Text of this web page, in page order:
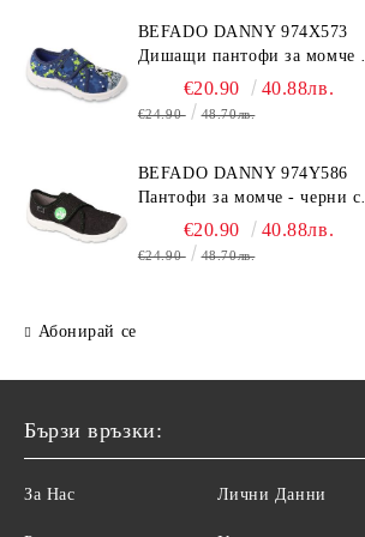
BEFADO DANNY 974X573
Дишащи пантофи за момче -
сини с топка
€20.90 40.88лв.
€24.90 48.70лв.
BEFADO DANNY 974Y586
Пантофи за момче - черни с
динозавър€20.90 40.88лв.
€24.90 48.70лв.
Абонирай се
Бързи връзки:
За Нас Лични Данни